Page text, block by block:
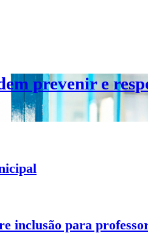
prevenir e
inclusão para